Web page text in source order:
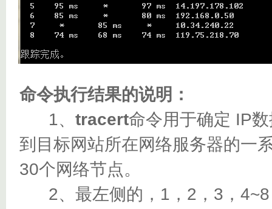
命令执行结果的说明：
1、 tracert命令用于确定 IP
到目标网站所在网络服务器的一
30个网络节点。
2、最左侧的，1，2，3，4~8